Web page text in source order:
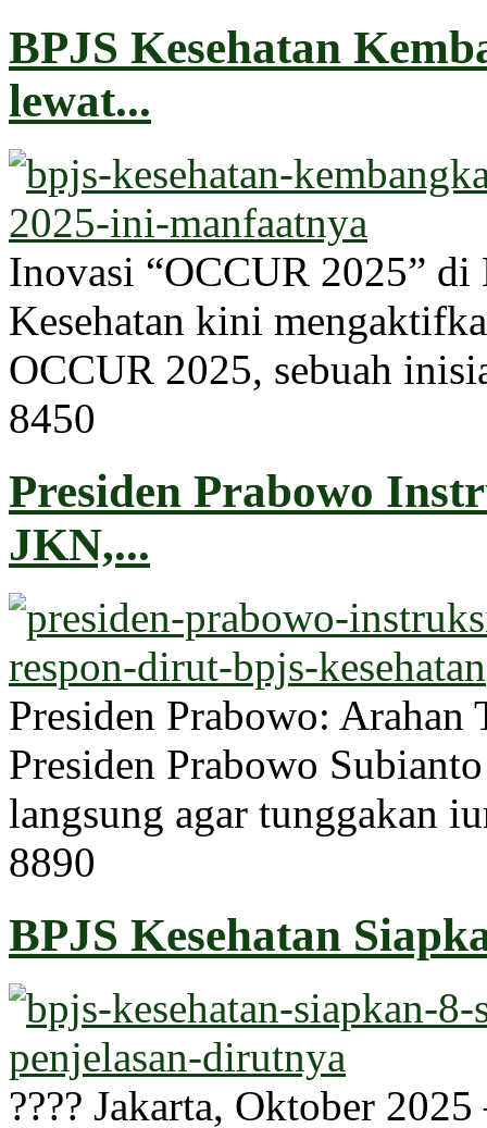
BPJS Kesehatan
lewat...
Inovasi “OCCUR 2025” di
Kesehatan kini
OCCUR 2025, sebuah
8450
Presiden Prabowo
JKN,...
Presiden Prabowo: Arahan
Presiden Prabowo
langsung agar tunggakan
8890
BPJS Kesehatan
???? Jakarta, Oktober